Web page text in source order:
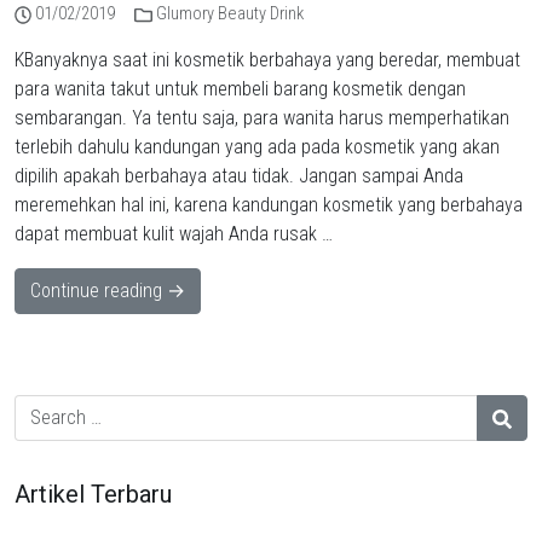
01/02/2019 Glumory Beauty Drink
KBanyaknya saat ini kosmetik berbahaya yang beredar, membuat
para wanita takut untuk membeli barang kosmetik dengan
sembarangan. Ya tentu saja, para wanita harus memperhatikan
terlebih dahulu kandungan yang ada pada kosmetik yang akan
dipilih apakah berbahaya atau tidak. Jangan sampai Anda
meremehkan hal ini, karena kandungan kosmetik yang berbahaya
dapat membuat kulit wajah Anda rusak …
Continue reading →
Artikel Terbaru